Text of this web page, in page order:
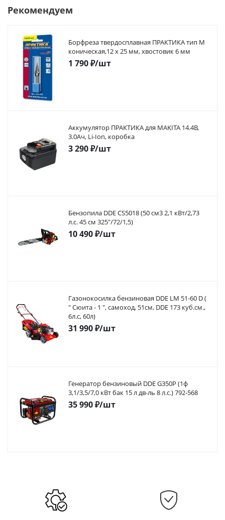
Рекомендуем
Борфреза твердосплавная ПРАКТИКА тип M
коническая,12 х 25 мм, хвостовик 6 мм
1 790₽/шт
Аккумулятор ПРАКТИКА для MAKITA 14.4В,
3.0Ач, Li-Ion, коробка
3 290₽/шт
Бензопила DDE CS5018 (50 см3 2,1 кВт/2,73
л.с. 45 см 325"/72/1,5)
10 490₽/шт
Газонокосилка бензиновая DDE LM 51-60 D (
" Сюита - 1 ", самоход, 51cм, DDE 173 куб.см.,
6л.с, 60л)
31 990₽/шт
Генератор бензиновый DDE G350P (1ф
3,1/3,5/7,0 кВт бак 15 л дв-ль 8 л.с.) 792-568
35 990₽/шт